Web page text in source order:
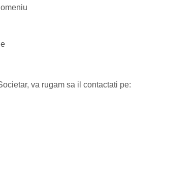
va rugam sa il contactati pe: